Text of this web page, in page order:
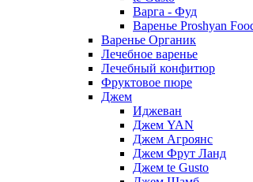
Варга - Фуд
Варенье Proshyan
Варенье Органик
Лечебное варенье
Лечебный конфитюр
Фруктовое пюре
Джем
Иджеван
Джем YAN
Джем Агроянс
Джем Фрут Ланд
Джем te Gusto